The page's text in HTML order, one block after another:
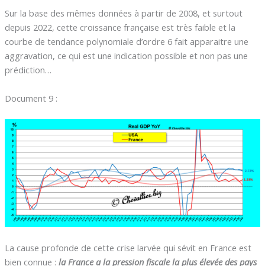
Sur la base des mêmes données à partir de 2008, et surtout
depuis 2022, cette croissance française est très faible et la
courbe de tendance polynomiale d’ordre 6 fait apparaitre une
aggravation, ce qui est une indication possible et non pas une
prédiction…
Document 9 :
La cause profonde de cette crise larvée qui sévit en France est
bien connue : la France a la pression fiscale la plus élevée des pays